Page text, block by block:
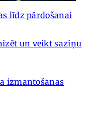
līdz pārdošanai
un veikt saziņu
izmantošanas